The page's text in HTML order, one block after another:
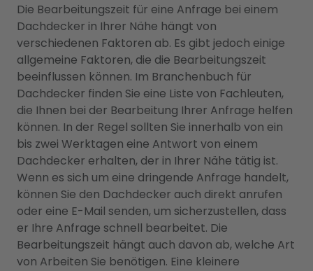
Die Bearbeitungszeit für eine Anfrage bei einem
Dachdecker in Ihrer Nähe hängt von
verschiedenen Faktoren ab. Es gibt jedoch einige
allgemeine Faktoren, die die Bearbeitungszeit
beeinflussen können. Im Branchenbuch für
Dachdecker finden Sie eine Liste von Fachleuten,
die Ihnen bei der Bearbeitung Ihrer Anfrage helfen
können. In der Regel sollten Sie innerhalb von ein
bis zwei Werktagen eine Antwort von einem
Dachdecker erhalten, der in Ihrer Nähe tätig ist.
Wenn es sich um eine dringende Anfrage handelt,
können Sie den Dachdecker auch direkt anrufen
oder eine E-Mail senden, um sicherzustellen, dass
er Ihre Anfrage schnell bearbeitet. Die
Bearbeitungszeit hängt auch davon ab, welche Art
von Arbeiten Sie benötigen. Eine kleinere